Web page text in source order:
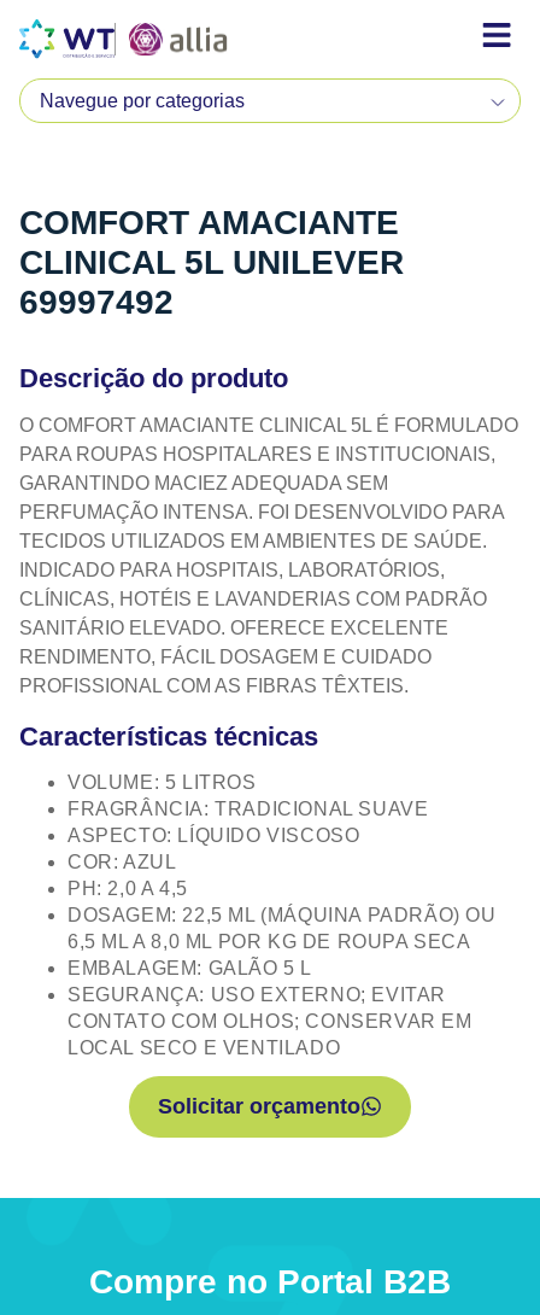
COMFORT AMACIANTE
CLINICAL 5L UNILEVER
69997492
Descrição do produto
O COMFORT AMACIANTE CLINICAL 5L É FORMULADO
PARA ROUPAS HOSPITALARES E INSTITUCIONAIS,
GARANTINDO MACIEZ ADEQUADA SEM
PERFUMAÇÃO INTENSA. FOI DESENVOLVIDO PARA
TECIDOS UTILIZADOS EM AMBIENTES DE SAÚDE.
INDICADO PARA HOSPITAIS, LABORATÓRIOS,
CLÍNICAS, HOTÉIS E LAVANDERIAS COM PADRÃO
SANITÁRIO ELEVADO. OFERECE EXCELENTE
RENDIMENTO, FÁCIL DOSAGEM E CUIDADO
PROFISSIONAL COM AS FIBRAS TÊXTEIS.
Características técnicas
VOLUME: 5 LITROS
FRAGRÂNCIA: TRADICIONAL SUAVE
ASPECTO: LÍQUIDO VISCOSO
COR: AZUL
PH: 2,0 A 4,5
DOSAGEM: 22,5 ML (MÁQUINA PADRÃO) OU
6,5 ML A 8,0 ML POR KG DE ROUPA SECA
EMBALAGEM: GALÃO 5 L
SEGURANÇA: USO EXTERNO; EVITAR
CONTATO COM OLHOS; CONSERVAR EM
LOCAL SECO E VENTILADO
Solicitar orçamento
Compre no Portal B2B